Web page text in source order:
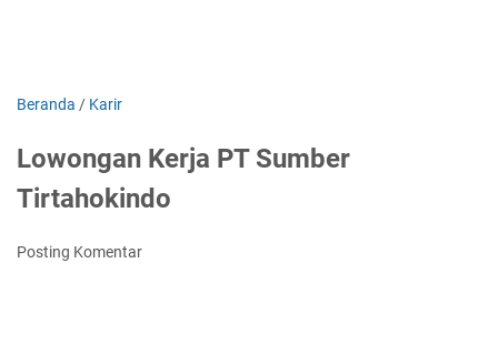
Beranda / Karir
Lowongan Kerja PT Sumber
Tirtahokindo
Posting Komentar